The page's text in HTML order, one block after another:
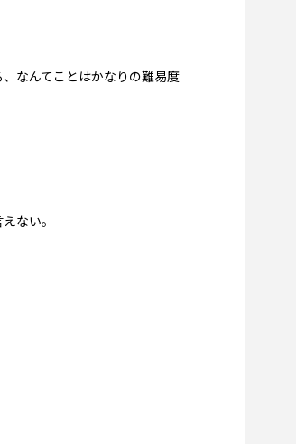
なんてことはかなりの難易度
ない。